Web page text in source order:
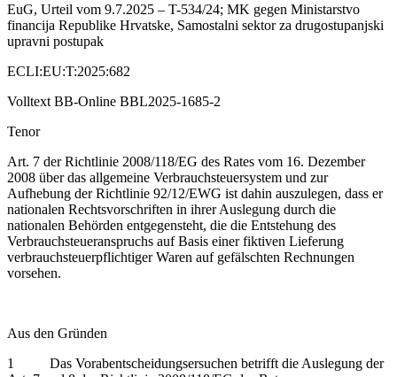
EuG, Urteil vom 9.7.2025 – T-534/24; MK gegen Ministarstvo
financija Republike Hrvatske, Samostalni sektor za drugostupanjski
upravni postupak
ECLI:EU:T:2025:682
Volltext BB-Online BBL2025-1685-2
Tenor
Art. 7 der Richtlinie 2008/118/EG des Rates vom 16. Dezember
2008 über das allgemeine Verbrauchsteuersystem und zur
Aufhebung der Richtlinie 92/12/EWG ist dahin auszulegen, dass er
nationalen Rechtsvorschriften in ihrer Auslegung durch die
nationalen Behörden entgegensteht, die die Entstehung des
Verbrauchsteueranspruchs auf Basis einer fiktiven Lieferung
verbrauchsteuerpflichtiger Waren auf gefälschten Rechnungen
vorsehen.
Aus den Gründen
1 Das Vorabentscheidungsersuchen betrifft die Auslegung der